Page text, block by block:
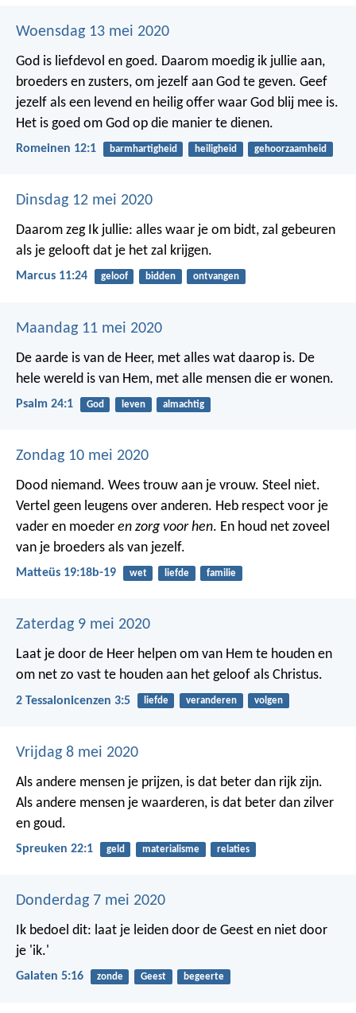
Woensdag 13 mei 2020
God is liefdevol en goed. Daarom moedig ik jullie aan,
broeders en zusters, om jezelf aan God te geven. Geef
jezelf als een levend en heilig offer waar God blij mee is.
Het is goed om God op die manier te dienen.
Romeinen 12:1 barmhartigheid heiligheid gehoorzaamheid
Dinsdag 12 mei 2020
Daarom zeg Ik jullie: alles waar je om bidt, zal gebeuren
als je gelooft dat je het zal krijgen.
Marcus 11:24 geloof bidden ontvangen
Maandag 11 mei 2020
De aarde is van de Heer, met alles wat daarop is. De
hele wereld is van Hem, met alle mensen die er wonen.
Psalm 24:1 God leven almachtig
Zondag 10 mei 2020
Dood niemand. Wees trouw aan je vrouw. Steel niet.
Vertel geen leugens over anderen. Heb respect voor je
vader en moeder en zorg voor hen. En houd net zoveel
van je broeders als van jezelf.
Matteüs 19:18b-19 wet liefde familie
Zaterdag 9 mei 2020
Laat je door de Heer helpen om van Hem te houden en
om net zo vast te houden aan het geloof als Christus.
2 Tessalonicenzen 3:5 liefde veranderen volgen
Vrijdag 8 mei 2020
Als andere mensen je prijzen, is dat beter dan rijk zijn.
Als andere mensen je waarderen, is dat beter dan zilver
en goud.
Spreuken 22:1 geld materialisme relaties
Donderdag 7 mei 2020
Ik bedoel dit: laat je leiden door de Geest en niet door
je 'ik.'
Galaten 5:16 zonde Geest begeerte